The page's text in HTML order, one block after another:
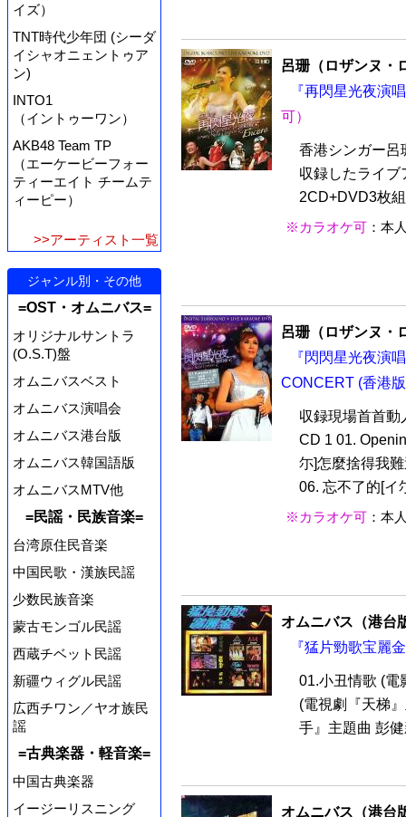
イズ）
TNT時代少年団 (シーダ
イシャオニェントゥア
ン)
INTO1
（イントゥーワン）
AKB48 Team TP
（エーケービーフォー
ティーエイト チームテ
ィーピー）
>>アーティスト一覧
ジャンル別・その他
=OST・オムニバス=
オリジナルサントラ
(O.S.T)盤
オムニバスベスト
オムニバス演唱会
オムニバス港台版
オムニバス韓国語版
オムニバスMTV他
=民謡・民族音楽=
台湾原住民音楽
中国民歌・漢族民謡
少数民族音楽
蒙古モンゴル民謡
西蔵チベット民謡
新疆ウィグル民謡
広西チワン／ヤオ族民
謡
=古典楽器・軽音楽=
中国古典楽器
イージーリスニング
呂珊（ロザンヌ・
『再閃星光夜演
可）
香港シンガー呂
収録したライブ
2CD+DVD3枚
※カラオケ可 ：本
呂珊（ロザンヌ・
『閃閃星光夜演
CONCERT (香港
収録現場首首動
CD 1 01.
尓]怎麼捨得我
06. 忘不了的[イ
※カラオケ可 ：本
オムニバス（港台
『猛片勁歌宝麗
01.小丑情歌 (電
(電視劇『天梯
手』主題曲 彭
オムニバス（港台